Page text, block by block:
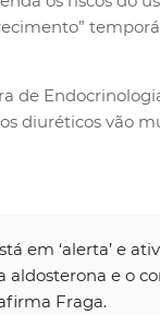
de
diuréticos vão
em ‘alerta’ e
aldosterona e o
Fraga.